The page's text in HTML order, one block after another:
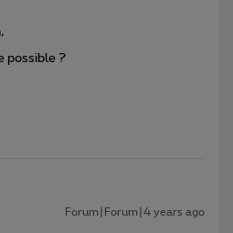
possible ?
Forum|Forum|4 years ago